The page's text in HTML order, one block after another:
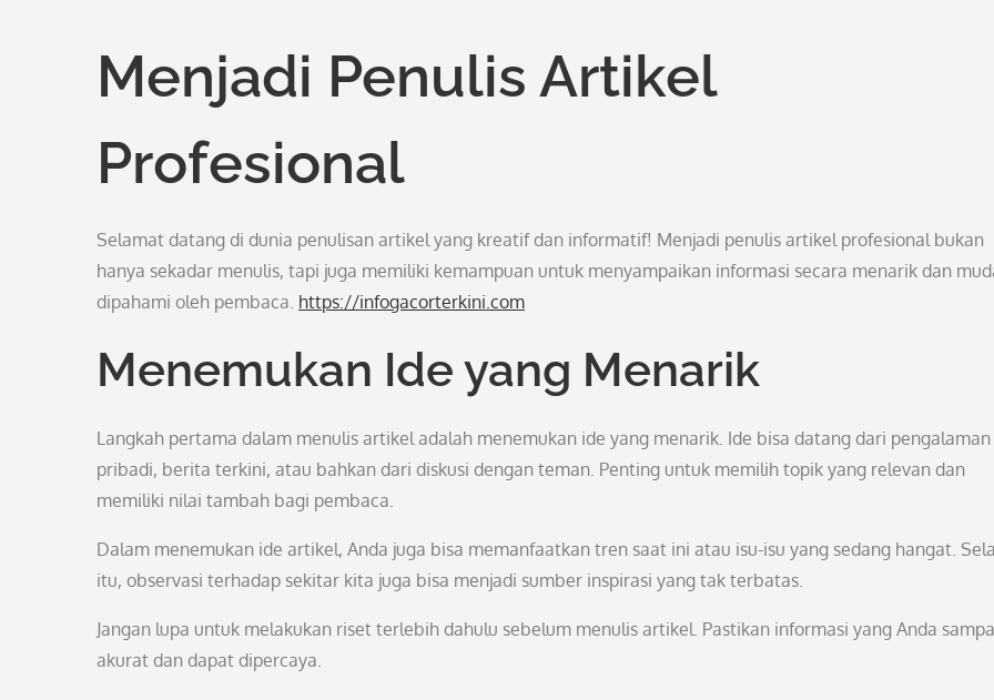
Menjadi Penulis Artikel
Profesional
Selamat datang di dunia penulisan artikel yang kreatif dan informatif! Menjadi penulis artikel profesional bukan
hanya sekadar menulis, tapi juga memiliki kemampuan untuk menyampaikan informasi secara menarik dan
dipahami oleh pembaca. https://infogacorterkini.com
Menemukan Ide yang Menarik
Langkah pertama dalam menulis artikel adalah menemukan ide yang menarik. Ide bisa datang dari pengalaman
pribadi, berita terkini, atau bahkan dari diskusi dengan teman. Penting untuk memilih topik yang relevan dan
memiliki nilai tambah bagi pembaca.
Dalam menemukan ide artikel, Anda juga bisa memanfaatkan tren saat ini atau isu-isu yang sedang hangat.
itu, observasi terhadap sekitar kita juga bisa menjadi sumber inspirasi yang tak terbatas.
Jangan lupa untuk melakukan riset terlebih dahulu sebelum menulis artikel. Pastikan informasi yang Anda
akurat dan dapat dipercaya.